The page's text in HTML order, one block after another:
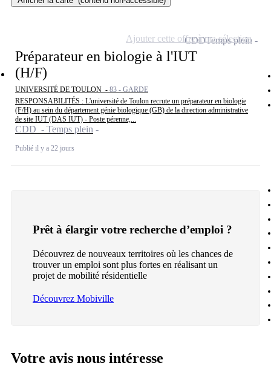
Préparateur en biologie à l'IUT
(H/F)
UNIVERSITÉ DE TOULON - 83 - GARDE
RESPONSABILITÉS : L'université de Toulon recrute un préparateur en biologie
(F/H) au sein du département génie biologique (GB) de la direction administrative
de site IUT (DAS IUT) - Poste pérenne,...
CDD - Temps plein
Publié il y a 22 jours
CDDTemps plein
Ajouter cette offre à ma sélection
Prêt à élargir votre recherche d’emploi ?
Découvrez de nouveaux territoires où les chances de
trouver un emploi sont plus fortes en réalisant un
projet de mobilité résidentielle
Découvrez Mobiville
Votre avis nous intéresse